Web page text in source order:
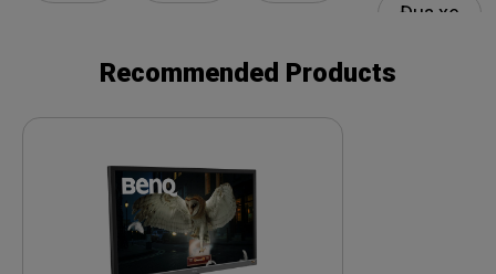
Đua xe
Recommended Products